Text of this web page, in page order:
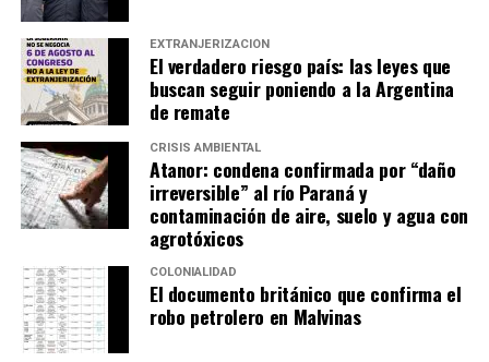
EXTRANJERIZACIÓN
El verdadero riesgo país: las leyes que
buscan seguir poniendo a la Argentina
de remate
CRISIS AMBIENTAL
Atanor: condena confirmada por “daño
irreversible” al río Paraná y
contaminación de aire, suelo y agua con
agrotóxicos
COLONIALIDAD
El documento británico que confirma el
robo petrolero en Malvinas